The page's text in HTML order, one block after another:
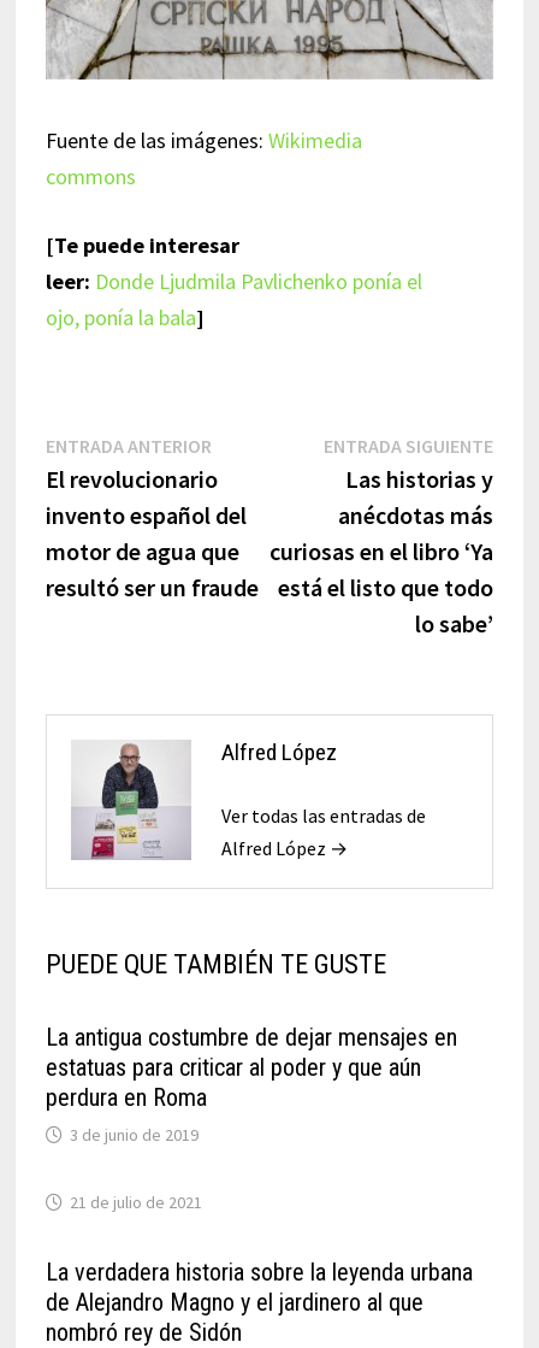
Fuente de las imágenes: Wikimedia
commons
[Te puede interesar
leer: Donde Ljudmila Pavlichenko ponía el
ojo, ponía la bala]
Navegación
de
entradas
ENTRADA ANTERIOREntrada
anterior:
El revolucionario
invento español del
motor de agua que
resultó ser un fraude
ENTRADA SIGUIENTE
Las historias y
anécdotas más
curiosas en el libro ‘Ya
está el listo que todo
lo sabe’
Alfred López
Ver todas las entradas de
Alfred López →
PUEDE QUE TAMBIÉN TE GUSTE
La antigua costumbre de dejar mensajes en
estatuas para criticar al poder y que aún
perdura en Roma
3 de junio de 2019
21 de julio de 2021
La verdadera historia sobre la leyenda urbana
de Alejandro Magno y el jardinero al que
nombró rey de Sidón